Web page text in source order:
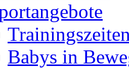
Babys in